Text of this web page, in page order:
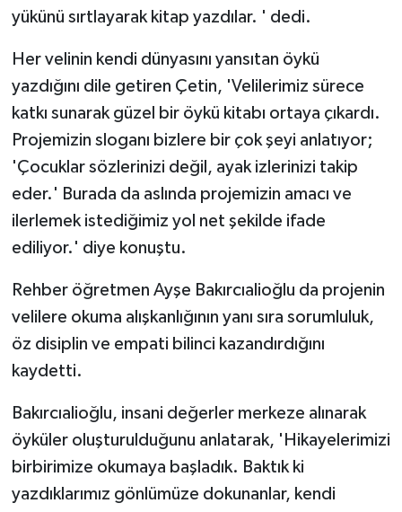
yükünü sırtlayarak kitap yazdılar. ' dedi.
Her velinin kendi dünyasını yansıtan öykü
yazdığını dile getiren Çetin, 'Velilerimiz sürece
katkı sunarak güzel bir öykü kitabı ortaya çıkardı.
Projemizin sloganı bizlere bir çok şeyi anlatıyor;
'Çocuklar sözlerinizi değil, ayak izlerinizi takip
eder.' Burada da aslında projemizin amacı ve
ilerlemek istediğimiz yol net şekilde ifade
ediliyor.' diye konuştu.
Rehber öğretmen Ayşe Bakırcıalioğlu da projenin
velilere okuma alışkanlığının yanı sıra sorumluluk,
öz disiplin ve empati bilinci kazandırdığını
kaydetti.
Bakırcıalioğlu, insani değerler merkeze alınarak
öyküler oluşturulduğunu anlatarak, 'Hikayelerimizi
birbirimize okumaya başladık. Baktık ki
yazdıklarımız gönlümüze dokunanlar, kendi